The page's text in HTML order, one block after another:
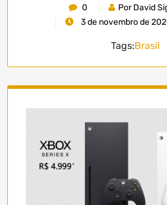
0
Por David
3 de novembro de
Tags:Brasil